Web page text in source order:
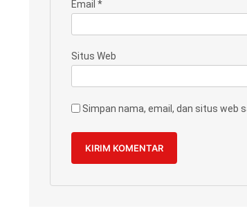
Email *
Situs Web
Simpan nama, email, dan situs web